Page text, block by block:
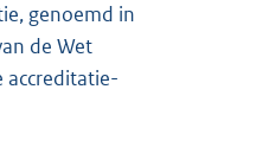
genoemd in
de Wet
accreditatie-